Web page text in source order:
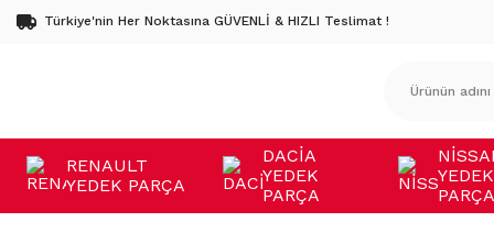
Türkiye'nin Her Noktasına GÜVENLİ & HIZLI Teslimat !
RENAULT
YEDEK PARÇA
DACİA
YEDEK
PARÇA
YEDEK
PARÇA